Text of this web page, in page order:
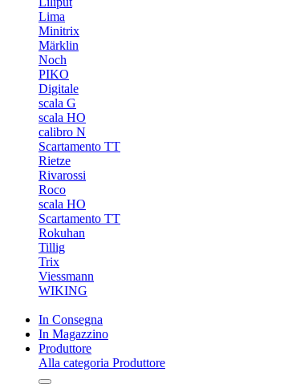
Lima
Minitrix
Märklin
Noch
PIKO
Digitale
scala G
scala HO
calibro N
Scartamento TT
Rietze
Rivarossi
Roco
scala HO
Scartamento TT
Rokuhan
Tillig
Trix
Viessmann
WIKING
In Consegna
In Magazzino
Produttore
Alla categoria Produttore